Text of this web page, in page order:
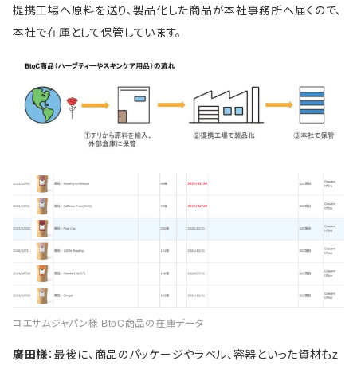
提携工場へ原料を送り、製品化した商品が本社事務所へ届くので、
本社で在庫として保管しています。
コエサムジャパン様 BtoC商品の在庫データ
廣田様：最後に、商品のパッケージやラベル、容器といった資材もz